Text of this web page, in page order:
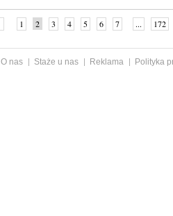
1 2 3 4 5 6 7 ... 172
O nas Staże u nas Reklama
Polityka